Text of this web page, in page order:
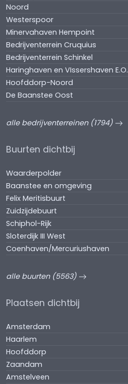
Noord
Westerspoor
Minervahaven Hempoint
Bedrijventerrein Cruquius
Bedrijventerrein Schinkel
Haringhaven en VIssershaven E.O.
Hoofddorp-Noord
De Baanstee Oost
alle bedrijventerreinen (1794)
Buurten dichtbij
Waarderpolder
Baanstee en omgeving
Felix Meritisbuurt
Zuidzijdebuurt
Schiphol-Rijk
Sloterdijk III West
Coenhaven/Mercuriushaven
alle buurten (5563)
Plaatsen dichtbij
Amsterdam
Haarlem
Hoofddorp
Zaandam
Amstelveen